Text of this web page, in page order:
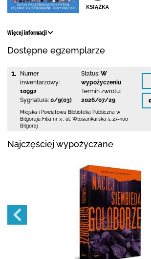
Więcej informacji
Dostępne egzemplarze
1.
Numer
inwentarzowy:
10992
Sygnatura: 0/9(03)
Status: W
wypożyczeniu
Termin zwrotu:
2026/07/29
Miejska i Powiatowa Biblioteka Publiczna w
Biłgoraju Filia nr 3
ul. Włosiankarska 5 23-400
Biłgoraj
Najczęściej wypożyczane